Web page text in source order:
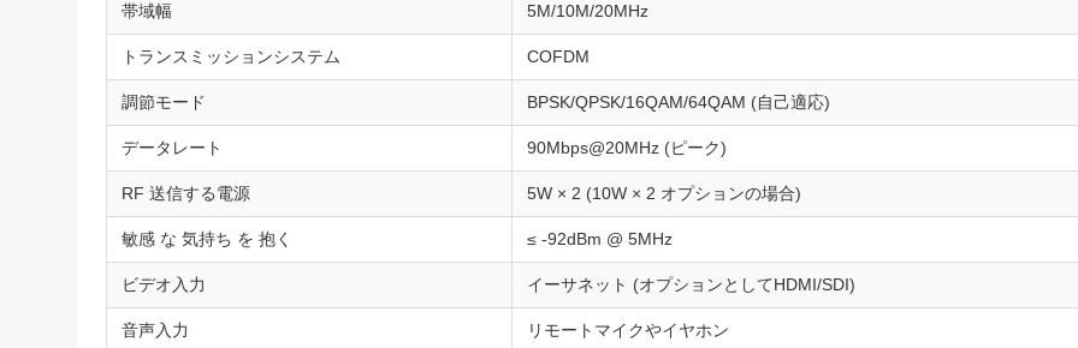
帯域幅 5M/10M/20MHz
トランスミッションシステム COFDM
調節モード BPSK/QPSK/16QAM/64QAM (自己適応)
データレート 90Mbps@20MHz (ピーク)
RF 送信する電源 5W × 2 (10W × 2 オプションの場合)
敏感 な 気持ち を 抱く ≤ -92dBm @ 5MHz
ビデオ入力 イーサネット (オプションとしてHDMI/SDI)
音声入力 リモートマイクやイヤホン